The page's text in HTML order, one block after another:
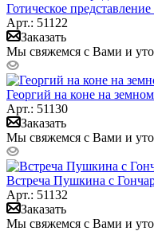
Готическое
Арт.: 51122
Заказать
Мы свяжемся с Вами и
Георгий на коне на
Арт.: 51130
Заказать
Мы свяжемся с Вами и
Встреча Пушкина с
Арт.: 51132
Заказать
Мы свяжемся с Вами и